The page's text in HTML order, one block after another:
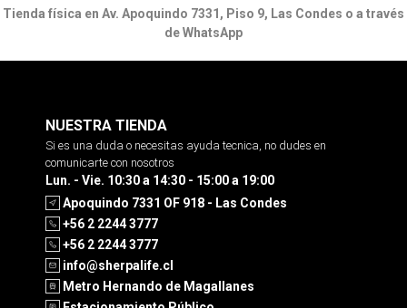
Tienda física en Av. Apoquindo 7331, Piso 9, Las Condes o a través
de WhatsApp
NUESTRA TIENDA
Si es una duda o necesitas ayuda tecnica, no dudes en
comunicarte con nosotros
Lun. - Vie. 10:30 a 14:30 - 15:00 a 19:00
Apoquindo 7331 OF 918 - Las Condes
+56 2 2244 3777
+56 2 2244 3777
info@sherpalife.cl
Metro Hernando de Magallanes